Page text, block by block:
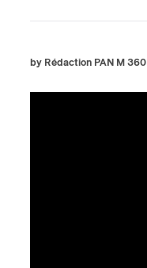
by Rédaction PAN M 360